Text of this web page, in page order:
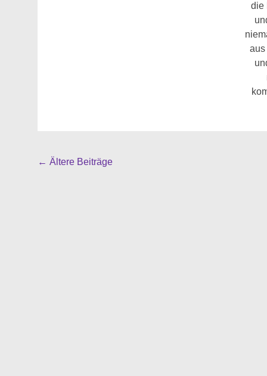
die
aus
Beitragsnavigation
← Ältere Beiträge